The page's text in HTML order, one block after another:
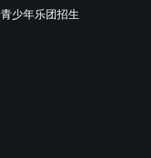
青少年乐团招生